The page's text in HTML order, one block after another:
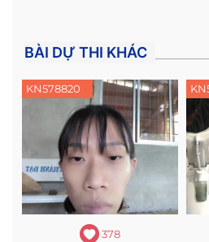
BÀI DỰ THI KHÁC
KN578820
378